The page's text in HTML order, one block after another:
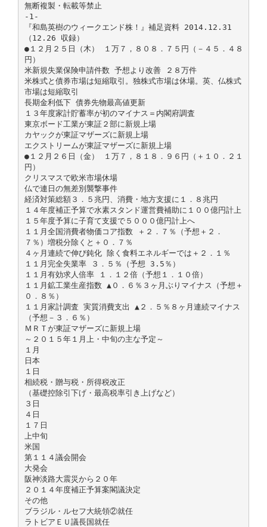
無断複製・転載等禁止
-1-
『和島英樹のウィークエンド株！』補足資料 2014.12.31
（12.26 収録）
●１２月２５日（木） １万７，８０８．７５円（－４５．４８
円）
米新規失業保険申請件数 予想より改善 ２８万件
米株式と債券市場は短縮取引。独株式市場は休場。英、仏株式
市場は短縮取引
長期金利低下 債券先物最高値更新
１３年度家計貯蓄率が初のマイナス＝内閣府調査
東京ボード工業が東証２部に新規上場
カヤックが東証マザーズに新規上場
エクストリームが東証マザーズに新規上場
●１２月２６日（金） １万７，８１８．９６円（＋１０．２１
円）
クリスマスで欧米市場休場
仏で連日の無差別襲撃事件
経済対策総額３．５兆円、消費・地方支援に１．８兆円
１４年度補正予算で水素スタンド運営費補助に１００億円計上
１５年度予算に子育て支援で５０００億円計上へ
１１月全国消費者物価コア指数 ＋２．７％（予想＋２．
７％）増税分除くと＋０．７％
４ヶ月連続で伸び鈍化 除く食料エネルギーでは＋２．１％
１１月完全失業率 ３．５％（予想 3.5％）
１１月有効求人倍率 １．１２倍（予想１．１０倍）
１１月鉱工業生産指数 ▲０．６％３ヶ月ぶりマイナス（予想＋
０．８％）
１１月家計調査 実質消費支出 ▲２．５％８ヶ月連続マイナス
（予想－３．６％）
ＭＲＴが東証マザーズに新規上場
～２０１５年１月上・中旬の主な予定～
１月
日本
１日
相続税・贈与税・所得税改正
（基礎控除引下げ・最高税率引き上げなど）
３日
４日
１７日
上中旬
米国
第１１４議会開会
大発会
阪神淡路大震災から２０年
２０１４年度補正予算案閣議決定
その他
ブラジル・ルセフ大統領②就任
ラトビアＥＵ議長国就任